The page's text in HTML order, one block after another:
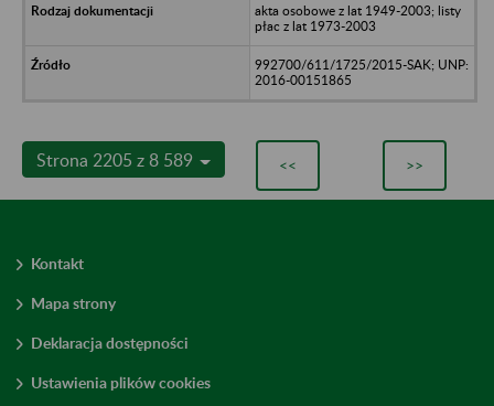
akta osobowe z lat 1949-2003; listy
płac z lat 1973-2003
992700/611/1725/2015-SAK; UNP:
2016-00151865
Strona 2205 z 8 589 << >>
Kontakt
Mapa strony
Deklaracja dostępności
Ustawienia plików cookies